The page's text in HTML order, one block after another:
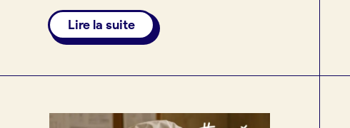
les chiffres clés d’une profession qui
allie tradition et innovation.
Lire la suite